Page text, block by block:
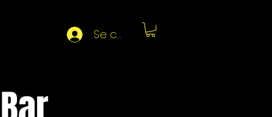
Se connecter